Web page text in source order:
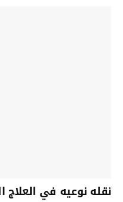
نقله نوعيه في